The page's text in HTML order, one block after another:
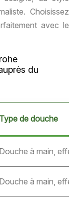
Choisissez
avec le
du
Type de douche
Douche à main,
Douche à main,